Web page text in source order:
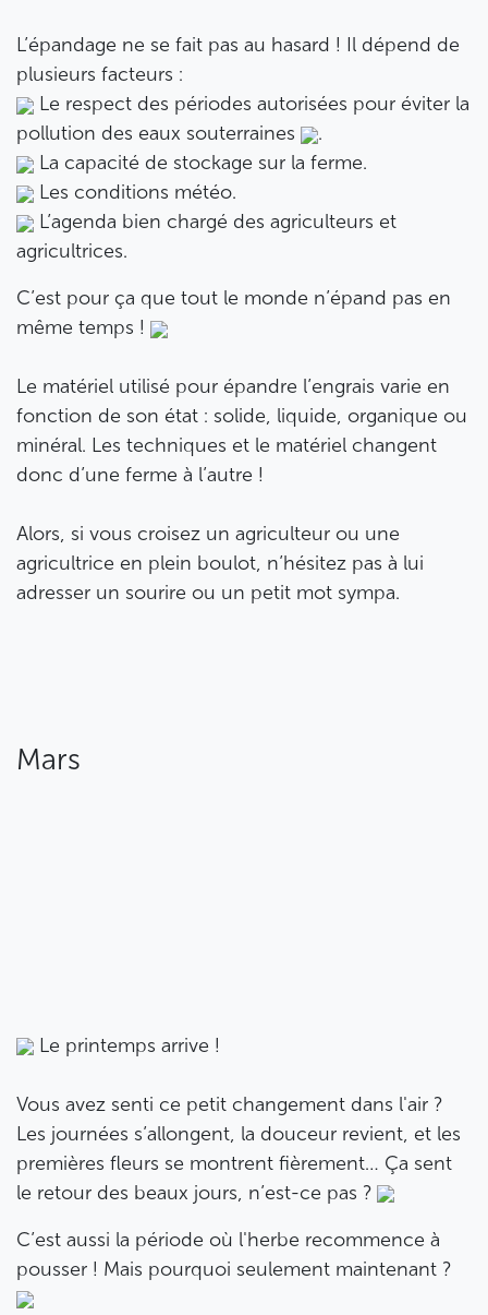
L’épandage ne se fait pas au hasard ! Il dépend de
plusieurs facteurs :
Le respect des périodes autorisées pour éviter la
pollution des eaux souterraines
.
La capacité de stockage sur la ferme.
Les conditions météo.
L’agenda bien chargé des agriculteurs et
agricultrices.
C’est pour ça que tout le monde n’épand pas en
même temps !
Le matériel utilisé pour épandre l’engrais varie en
fonction de son état : solide, liquide, organique ou
minéral. Les techniques et le matériel changent
donc d’une ferme à l’autre !
Alors, si vous croisez un agriculteur ou une
agricultrice en plein boulot, n’hésitez pas à lui
adresser un sourire ou un petit mot sympa.
Mars
Le printemps arrive !
Vous avez senti ce petit changement dans l'air ?
Les journées s’allongent, la douceur revient, et les
premières fleurs se montrent fièrement… Ça sent
le retour des beaux jours, n’est-ce pas ?
C’est aussi la période où l'herbe recommence à
pousser ! Mais pourquoi seulement maintenant ?